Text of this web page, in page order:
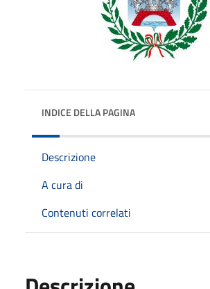
INDICE DELLA PAGINA
Descrizione
A cura di
Contenuti correlati